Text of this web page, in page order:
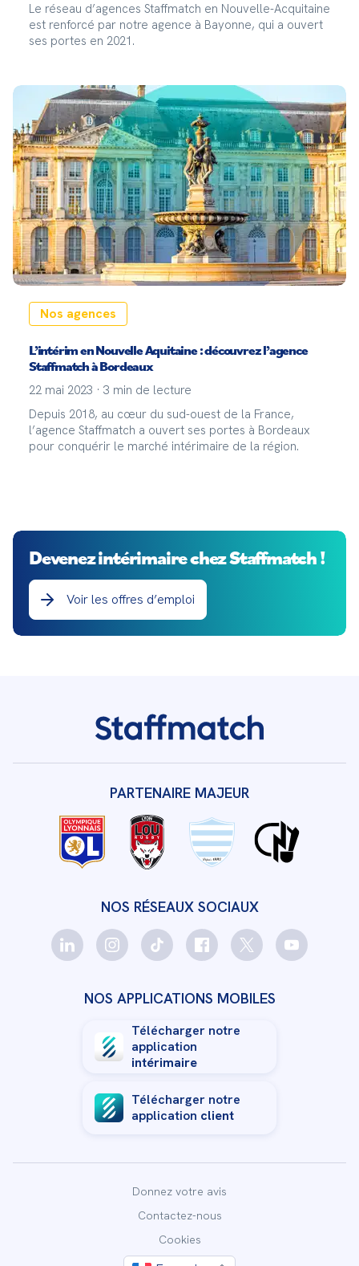
Le réseau d’agences Staffmatch en Nouvelle-Acquitaine
est renforcé par notre agence à Bayonne, qui a ouvert
ses portes en 2021.
Nos agences
L’intérim en Nouvelle Aquitaine : découvrez l’agence
Staffmatch à Bordeaux
22 mai 2023 · 3 min de lecture
Depuis 2018, au cœur du sud-ouest de la France,
l’agence Staffmatch a ouvert ses portes à Bordeaux
pour conquérir le marché intérimaire de la région.
Devenez intérimaire chez Staffmatch !
Voir les offres d’emploi
NOS RÉSEAUX SOCIAUX
PARTENAIRE MAJEUR
NOS APPLICATIONS MOBILES
Télécharger notre
application
intérimaire
Télécharger notre
application client
Donnez votre avis
Contactez-nous
Cookies